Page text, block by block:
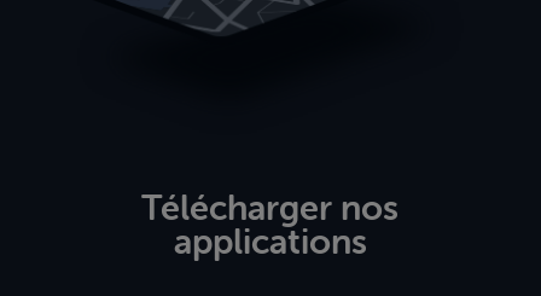
Télécharger nos
applications